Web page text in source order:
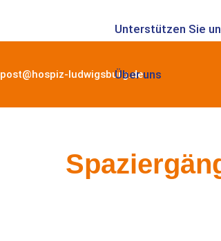
Unterstützen Sie
Über uns
post@hospiz-ludwigsburg.de